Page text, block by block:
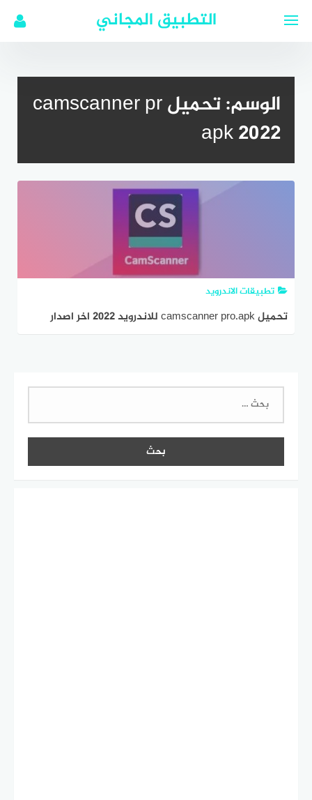
التطبيق المجاني
الوسم:
تحميل camscanner pr
apk 2022
تطبيقات الاندرويد
تحميل camscanner pro.apk للاندرويد 2022 اخر اصدار
البحث